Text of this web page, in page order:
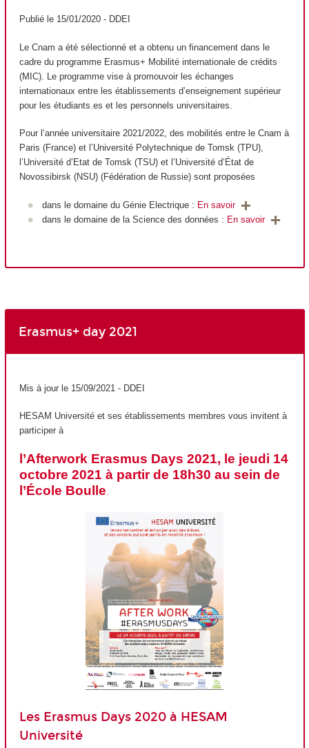
Publié le 15/01/2020 - DDEI
Le Cnam a été sélectionné et a obtenu un financement dans le
cadre du programme Erasmus+ Mobilité internationale de crédits
(MIC). Le programme vise à promouvoir les échanges
internationaux entre les établissements d’enseignement supérieur
pour les étudiants.es et les personnels universitaires.
Pour l’année universitaire 2021/2022, des mobilités entre le Cnam à
Paris (France) et l’Université Polytechnique de Tomsk (TPU),
l’Université d’Etat de Tomsk (TSU) et l’Université d’État de
Novossibirsk (NSU) (Fédération de Russie) sont proposées
dans le domaine du Génie Electrique : En savoir
dans le domaine de la Science des données : En savoir
Erasmus+ day 2021
Mis à jour le 15/09/2021 - DDEI
HESAM Université et ses établissements membres vous invitent à
participer à
l’Afterwork Erasmus Days 2021, le jeudi 14
octobre 2021 à partir de 18h30 au sein de
l’École Boulle
Les Erasmus Days 2020 à HESAM
Université